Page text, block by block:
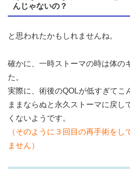
んじゃないの？
と思われたかもしれませんね。
確かに、一時ストーマの時は体の
た。
実際に、術後のQOLが低すぎてこ
ままならぬと永久ストーマに戻し
くないようです。
（そのように３回目の再手術をし
ません）